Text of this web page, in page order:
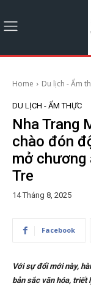
Home Du lịch - Ẩm
DU LỊCH - ẨM THỰC
Nha Trang
chào đón
mở
Tre
14 Tháng 8, 2025
Facebook
Với sự đổi mới này,
bản sắc văn hóa, triết